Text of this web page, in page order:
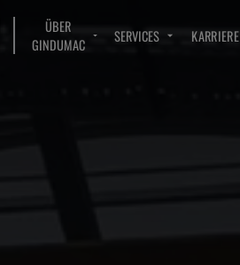
ÜBER
GINDUMAC
SERVICES KARRIERE